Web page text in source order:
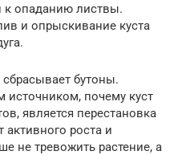
к опаданию листвы.
и опрыскивание куста
бутоны.
источником, почему куст
является перестановка
роста и
не тревожить растение, а